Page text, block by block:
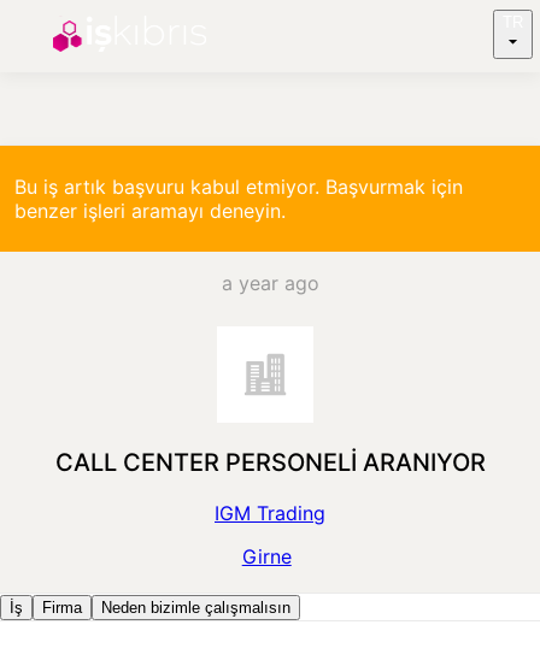
Bu iş artık başvuru kabul etmiyor. Başvurmak için
benzer işleri aramayı deneyin.
a year ago
CALL CENTER PERSONELİ ARANIYOR
IGM Trading
Girne
İş Firma Neden bizimle çalışmalısın